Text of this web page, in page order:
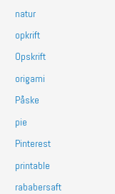
natur
opkrift
Opskrift
origami
Påske
pie
Pinterest
printable
rababersaft